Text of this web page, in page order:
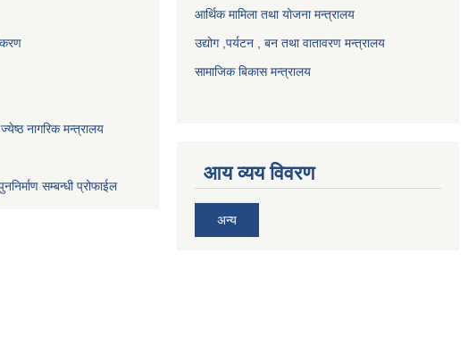
नागरिक मन्त्रालय
सम्बन्धी प्रोफाईल
आर्थिक मामिला तथा योजना मन्त्रालय
उद्योग ,पर्यटन , बन तथा वातावरण मन्त्रालय
सामाजिक बिकास मन्त्रालय
आय व्यय विवरण
अन्य